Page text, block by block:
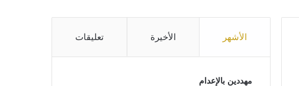
الأشهر الأخيرة تعليقات
مهددين بالإعدام